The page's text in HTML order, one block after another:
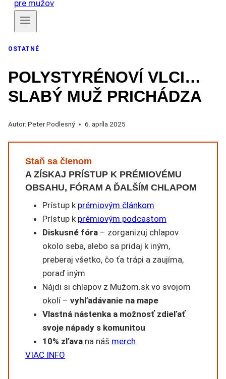
OSTATNÉ
POLYSTYRÉNOVÍ VLCI…
SLABÝ MUŽ PRICHÁDZA
Autor: Peter Podlesný 6. apríla 2025
Staň sa členom
A ZÍSKAJ PRÍSTUP K PRÉMIOVÉMU
OBSAHU, FÓRAM A ĎALŠÍM CHLAPOM
Prístup k prémiovým článkom
Prístup k prémiovým podcastom
Diskusné fóra – zorganizuj chlapov
okolo seba, alebo sa pridaj k iným,
preberaj všetko, čo ťa trápi a zaujíma,
poraď iným
Nájdi si chlapov z Mužom.sk vo svojom
okolí – vyhľadávanie na mape
Vlastná nástenka a možnosť zdieľať
svoje nápady s komunitou
10% zľava na náš merch
VIAC INFO